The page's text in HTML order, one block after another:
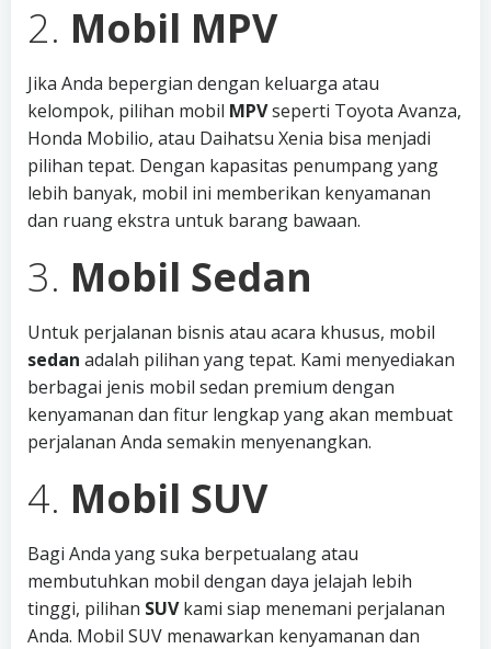
2. Mobil MPV
Jika Anda bepergian dengan keluarga atau
kelompok, pilihan mobil MPVseperti Toyota Avanza,
Honda Mobilio, atau Daihatsu Xenia bisa menjadi
pilihan tepat. Dengan kapasitas penumpang yang
lebih banyak, mobil ini memberikan kenyamanan
dan ruang ekstra untuk barang bawaan.
3. Mobil Sedan
Untuk perjalanan bisnis atau acara khusus, mobil
sedan adalah pilihan yang tepat. Kami menyediakan
berbagai jenis mobil sedan premium dengan
kenyamanan dan fitur lengkap yang akan membuat
perjalanan Anda semakin menyenangkan.
4. Mobil SUV
Bagi Anda yang suka berpetualang atau
membutuhkan mobil dengan daya jelajah lebih
tinggi, pilihan SUVkami siap menemani perjalanan
Anda. Mobil SUV menawarkan kenyamanan dan